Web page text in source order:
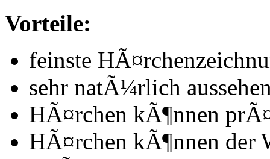
Vorteile:
feinste
sehr natÃ¼rlich
HÃ¤rchen kÃ¶nnen
HÃ¤rchen kÃ¶nnen der